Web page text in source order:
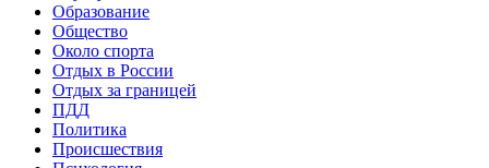
Образование
Общество
Около спорта
Отдых в России
Отдых за границей
ПДД
Политика
Происшествия